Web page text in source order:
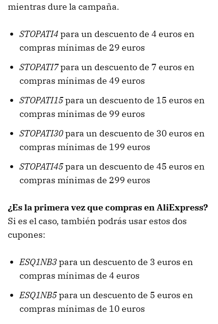
mientras dure la campaña.
STOPATI4para un descuento de 4 euros en
compras mínimas de 29 euros
STOPATI7para un descuento de 7 euros en
compras mínimas de 49 euros
STOPATI15para un descuento de 15 euros en
compras mínimas de 99 euros
STOPATI30para un descuento de 30 euros en
compras mínimas de 199 euros
STOPATI45para un descuento de 45 euros en
compras mínimas de 299 euros
¿Es la primera vez que compras en AliExpress?
Si es el caso, también podrás usar estos dos
cupones:
ESQ1NB3para un descuento de 3 euros en
compras mínimas de 4 euros
ESQ1NB5para un descuento de 5 euros en
compras mínimas de 10 euros